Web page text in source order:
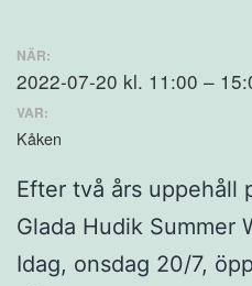
NÄR:
2022-07-20 kl. 11:00 –
VAR:
Kåken
Efter två års uppehåll
Glada Hudik Summer
Idag, onsdag 20/7,